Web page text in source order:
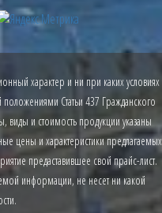
характер и ни при каких условиях
Статьи 437 Гражданского
виды и стоимость продукции указаны
цены и характеристики предлагаемых
предаставившее свой прайс-лист.
информации, не несет ни какой